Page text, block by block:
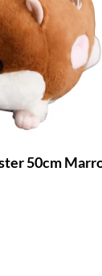
50cm